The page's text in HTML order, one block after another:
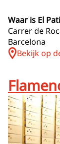
Waar is El
Carrer de
Barcelona
Bekijk op